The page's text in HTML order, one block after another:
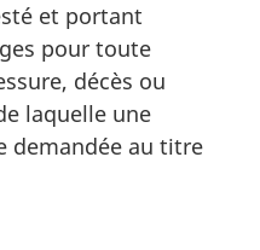
et portant
pour toute
décès ou
laquelle une
demandée au titre